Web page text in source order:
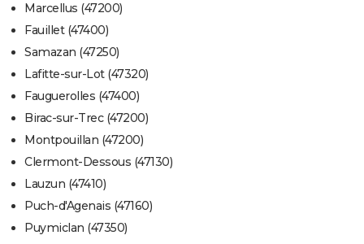
Marcellus (47200)
Fauillet (47400)
Samazan (47250)
Lafitte-sur-Lot (47320)
Fauguerolles (47400)
Birac-sur-Trec (47200)
Montpouillan (47200)
Clermont-Dessous (47130)
Lauzun (47410)
Puch-d'Agenais (47160)
Puymiclan (47350)